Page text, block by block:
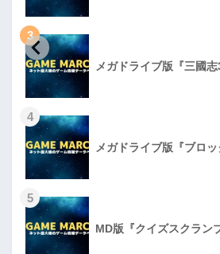
3
メガドライブ版『三國志
4
メガドライブ版『ブロッ
5
MD版『クイズスクラン